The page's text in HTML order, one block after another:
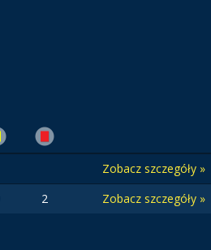
Zobacz szczegóły »
2 Zobacz szczegóły »